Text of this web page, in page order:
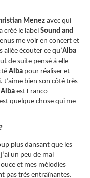
Menezavec qui
créé le label Sound and
me voir en concert et
écouter ce qu’Alba
de suite pensé à elle
Alba pour réaliser et
bien son côté très
Alba est Franco-
quelque chose qui me
plus dansant que les
un peu de mal
et mes mélodies
pas très entraînantes.